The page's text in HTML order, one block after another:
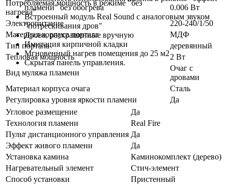
пламени" без обогрева
Встроенный модуль Real Sound с аналоговым звуком
"потрескивания дров"
Дрова, раскрашенные вручную
Имитация кирпичной кладки
Мгновенный нагрев помещения до 25 м2
Скрытая панель управления.
Потребляемая мощность в режиме "без
нагрева"
0.006 Вт
Электропитание
220-240/1/50
Материал корпуса портала
МДФ
Тип портала
деревянный
Тепловая мощность
2 Вт
Вид муляжа пламени
Очаг с
дровами
Материал корпуса очага
Сталь
Регулировка уровня яркости пламени
Да
Угловое размещение
Да
Технология пламени
Real Fire
Пульт дистанционного управления Да
Эффект живого пламени
Да
Установка камина
Каминокомплект (дерево)
Нагревательный элемент
Стич-элемент
Способ установки
Пристенный